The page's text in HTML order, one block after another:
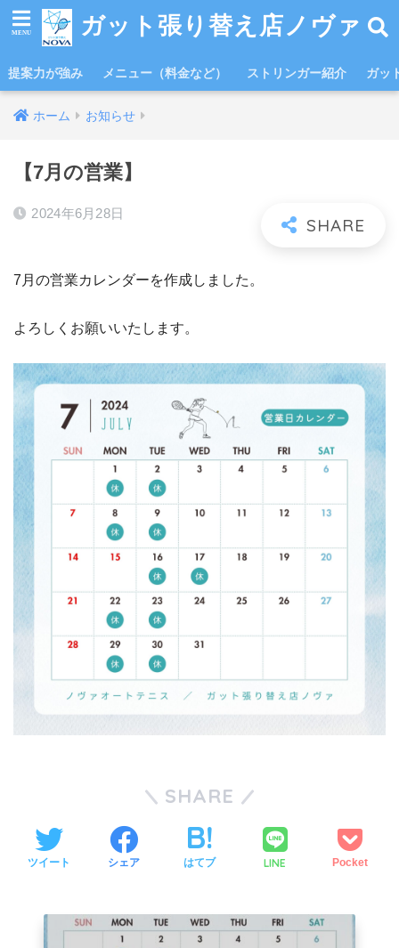
ガット張り替え店ノヴァ
提案力が強み メニュー（料金など） ストリンガー紹介 ガッ
ホーム お知らせ
【7月の営業】
2024年6月28日
7月の営業カレンダーを作成しました。
よろしくお願いいたします。
SHARE
ツイート シェア はてブ LINE Pocket